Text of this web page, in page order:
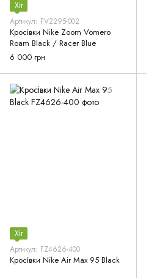
Хіт
Артикул: FV2295-002
Кросівки Nike Zoom Vomero
Roam Black / Racer Blue
6 000 грн
Хіт
Артикул: FZ4626-400
Кросівки Nike Air Max 95 Black